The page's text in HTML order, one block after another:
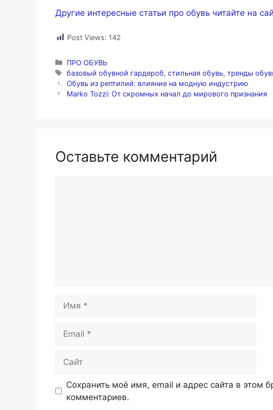
Другие интересные статьи про обувь читайте на
Post Views: 142
Рубрики
ПРО ОБУВЬ
Метки
базовый обувной гардероб,стильная обувь,тренды
Обувь из рептилий: влияние на модную индустрию
Marko Tozzi: От скромных начал до мирового признания
Оставьте комментарий
Сохранить моё имя, email и адрес сайта в этом
комментариев.